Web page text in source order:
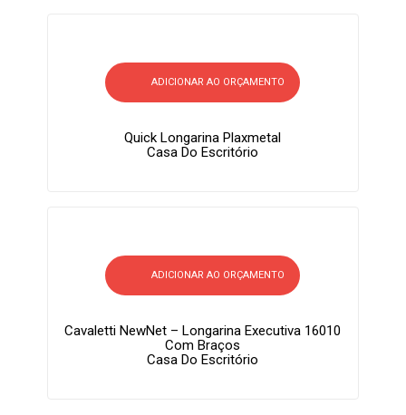
ADICIONAR AO ORÇAMENTO
Quick Longarina Plaxmetal
Casa Do Escritório
ADICIONAR AO ORÇAMENTO
Cavaletti NewNet – Longarina Executiva 16010
Com Braços
Casa Do Escritório